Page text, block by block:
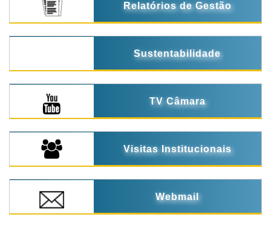
Relatórios de Gestão
Sustentabilidade
TV Câmara
Visitas Institucionais
Webmail